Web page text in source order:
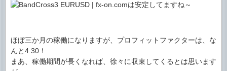
は安定してますね～
ほぼ三か月の稼働になりますが、プロフィットファクターは、な
んと4.30！
まあ、稼働期間が長くなれば、徐々に収束してくるとは思います